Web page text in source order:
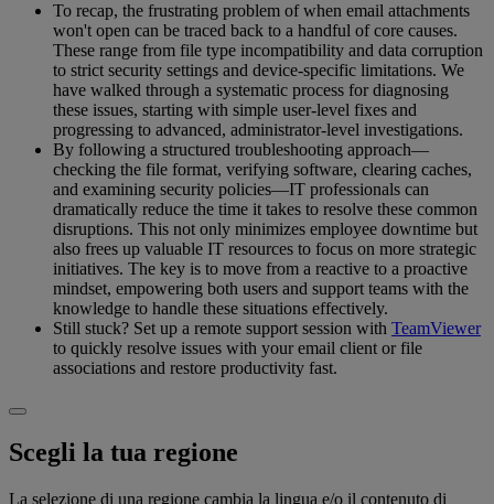
To recap, the frustrating problem of when email attachments
won't open can be traced back to a handful of core causes.
These range from file type incompatibility and data corruption
to strict security settings and device-specific limitations. We
have walked through a systematic process for diagnosing
these issues, starting with simple user-level fixes and
progressing to advanced, administrator-level investigations.
By following a structured troubleshooting approach—
checking the file format, verifying software, clearing caches,
and examining security policies—IT professionals can
dramatically reduce the time it takes to resolve these common
disruptions. This not only minimizes employee downtime but
also frees up valuable IT resources to focus on more strategic
initiatives. The key is to move from a reactive to a proactive
mindset, empowering both users and support teams with the
knowledge to handle these situations effectively.
Still stuck? Set up a remote support session with TeamViewer
to quickly resolve issues with your email client or file
associations and restore productivity fast.
Scegli la tua regione
La selezione di una regione cambia la lingua e/o il contenuto di